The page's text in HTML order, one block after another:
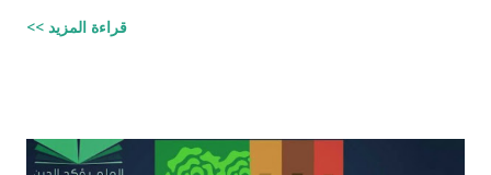
اليهودية وكان ملماً بالتوراة ومدرساً لتعاليمها وكذلك كان كاتباً ماهراً
تعاليمها وطهر المجتمع اليهودي من الزواج المختلط، ولهذه الأسباب
قراءة المزيد >>